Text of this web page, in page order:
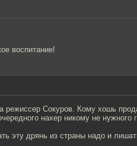
воспитание!
режиссер Сокуров. Кому хошь
нахер никому не нужного
эту дрянь из страны надо и